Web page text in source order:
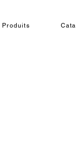
Produits